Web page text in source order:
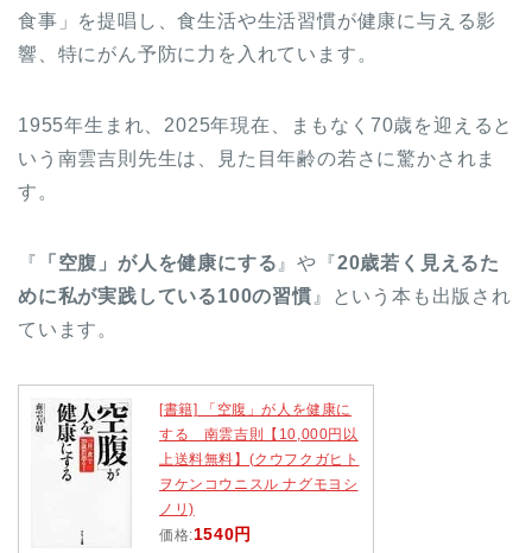
食事」を提唱し、食生活や生活習慣が健康に与える影
響、特にがん予防に力を入れています。
1955年生まれ、2025年現在、まもなく70歳を迎えると
いう南雲吉則先生は、見た目年齢の若さに驚かされま
す。
『 「空腹」が人を健康にする』や『20歳若く見えるた
めに私が実践している100の習慣』という本も出版され
ています。
[書籍] 「空腹」が人を健康に
する 南雲吉則【10,000円以
上送料無料】(クウフクガヒト
ヲケンコウニスル ナグモヨシ
ノリ)
価格:1540円